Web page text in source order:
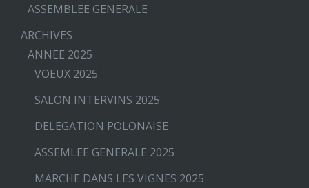
ASSEMBLEE GENERALE
ARCHIVES
ANNEE 2025
VOEUX 2025
SALON INTERVINS 2025
DELEGATION POLONAISE
ASSEMLEE GENERALE 2025
MARCHE DANS LES VIGNES 2025